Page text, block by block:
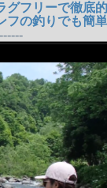
フリーで徹底
フの釣りでも